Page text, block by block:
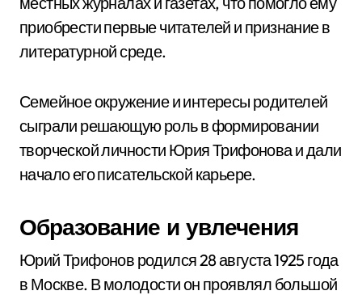
приобрести первые читателей и признание в
литературной среде.
Семейное окружение и интересы родителей
сыграли решающую роль в формировании
творческой личности Юрия Трифонова и дали
начало его писательской карьере.
Образование и увлечения
Юрий Трифонов родился 28 августа 1925 года
в Москве. В молодости он проявлял большой